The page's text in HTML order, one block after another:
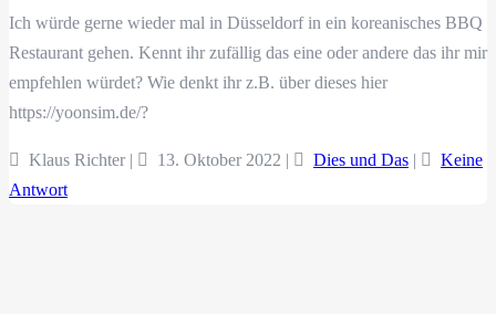
Ich würde gerne wieder mal in Düsseldorf in ein koreanisches BBQ
Restaurant gehen. Kennt ihr zufällig das eine oder andere das ihr mir
empfehlen würdet? Wie denkt ihr z.B. über dieses hier
https://yoonsim.de/?
Klaus Richter | 13. Oktober 2022 | Dies und Das |
Keine
Antwort